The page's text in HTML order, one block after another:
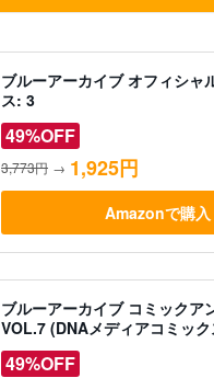
ブルーアーカイブ オフィシャ
ス: 3
49%OFF
3,773円 → 1,925円
Amazonで購入
ブルーアーカイブ コミックア
VOL.7 (DNAメディアコミック
49%OFF